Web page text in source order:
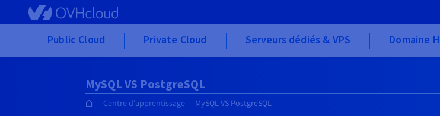
Skip to main content
Public Cloud Private Cloud Serveurs dédiés & VPS Domaine
MySQL VS PostgreSQL
Centre d'apprentissage MySQL VS PostgreSQL